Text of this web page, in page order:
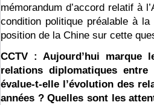
mémorandum d’accord relatif à
condition politique préalable à
position de la Chine sur cette
CCTV : Aujourd’hui marque
relations diplomatiques
évalue-t-elle l’évolution des
années ? Quelles sont les